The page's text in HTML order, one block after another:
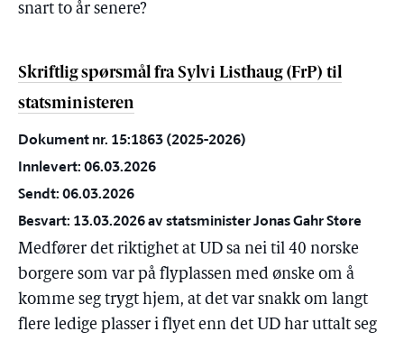
snart to år senere?
Skriftlig spørsmål fra Sylvi Listhaug (FrP) til
statsministeren
Dokument nr. 15:1863 (2025-2026)
Innlevert: 06.03.2026
Sendt: 06.03.2026
Besvart: 13.03.2026 av statsminister Jonas Gahr Støre
Medfører det riktighet at UD sa nei til 40 norske
borgere som var på flyplassen med ønske om å
komme seg trygt hjem, at det var snakk om langt
flere ledige plasser i flyet enn det UD har uttalt seg